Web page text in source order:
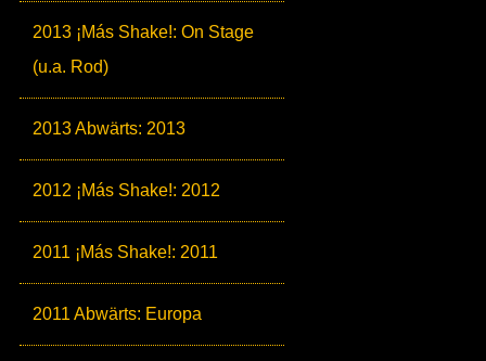
2013 ¡Más Shake!: On Stage
(u.a. Rod)
2013 Abwärts: 2013
2012 ¡Más Shake!: 2012
2011 ¡Más Shake!: 2011
2011 Abwärts: Europa